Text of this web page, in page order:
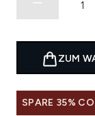
ZUM
SPARE 35%